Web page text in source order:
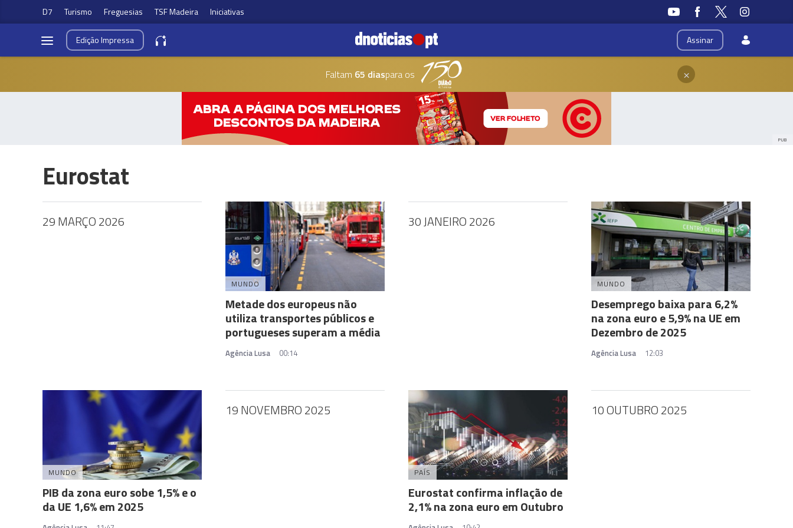
D7 Turismo Freguesias TSF Madeira Iniciativas
Assinar
EdiçãoImpressa
Faltam 65 diaspara os ×
PUB
Eurostat
29 MARÇO 2026
MUNDO
Metade dos europeus não
utiliza transportes públicos e
portugueses superam a média
Agência Lusa 00:14
30 JANEIRO 2026
MUNDO
Desemprego baixa para 6,2%
na zona euro e 5,9% na UE em
Dezembro de 2025
Agência Lusa 12:03
MUNDO
PIB da zona euro sobe 1,5% e o
da UE 1,6% em 2025
19 NOVEMBRO 2025
PAÍS
Eurostat confirma inflação de
2,1% na zona euro em Outubro
10 OUTUBRO 2025